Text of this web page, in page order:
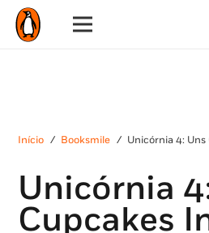
Início / Booksmile / Unicórnia 4:
Unicórnia
Cupcakes